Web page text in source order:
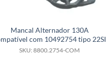
Mancal Alternador 130A
com 10492754 tipo 22SI
SKU: 8800.2754-COM